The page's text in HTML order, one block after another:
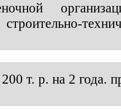
строительно-
т. р. на 2 года.